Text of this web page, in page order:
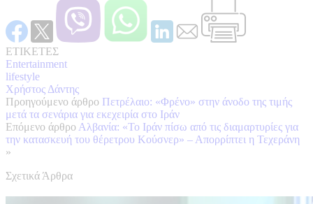
ΕΤΙΚΕΤΕΣ
Entertainment
lifestyle
Χρήστος Δάντης
Προηγούμενο άρθρο Πετρέλαιο: «Φρένο» στην άνοδο της τιμής
μετά τα σενάρια για εκεχειρία στο Ιράν
Επόμενο άρθρο Αλβανία: «Το Ιράν πίσω από τις διαμαρτυρίες για
την κατασκευή του θέρετρου Κούσνερ» – Απορρίπτει η Τεχεράνη
»
Σχετικά Άρθρα